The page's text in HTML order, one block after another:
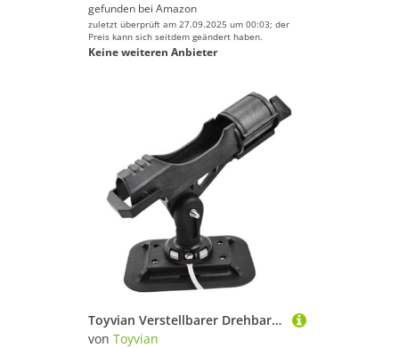
gefunden bei Amazon
zuletzt überprüft am 27.09.2025 um 00:03; der
Preis kann sich seitdem geändert haben.
Keine weiteren Anbieter
Toyvian Verstellbarer Drehbarer Rutenhalter Boot Angelrutenhalter Yacht Zubehör Kajak Angelgerät Stabile Halterung Leicht Montierbar Robust Langlebig
von Toyvian